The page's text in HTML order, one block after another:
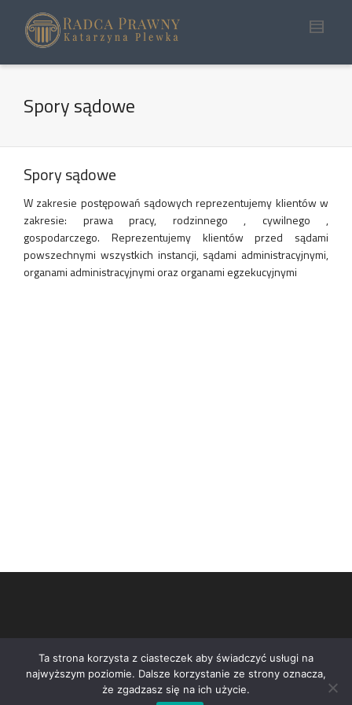
Spory sądowe
Spory sądowe
W zakresie postępowań sądowych reprezentujemy klientów w
zakresie: prawa pracy, rodzinnego , cywilnego ,
gospodarczego. Reprezentujemy klientów przed sądami
powszechnymi wszystkich instancji, sądami administracyjnymi,
organami administracyjnymi oraz organami egzekucyjnymi
Ta strona korzysta z ciasteczek aby świadczyć usługi na
najwyższym poziomie. Dalsze korzystanie ze strony oznacza,
że zgadzasz się na ich użycie.